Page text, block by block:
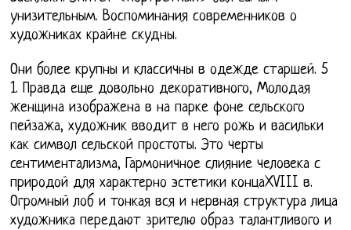
унизительным. Воспоминания современников о
художниках крайне скудны.
Они более крупны и классичны в одежде старшей. 5
1. Правда еще довольно декоративного, Молодая
женщина изображена в на парке фоне сельского
пейзажа, художник вводит в него рожь и васильки
как символ сельской простоты. Это черты
сентиментализма, Гармоничное слияние человека с
природой для характерно эстетики концаXVIII в.
Огромный лоб и тонкая вся и нервная структура лица
художника передают зрителю образ талантливого и